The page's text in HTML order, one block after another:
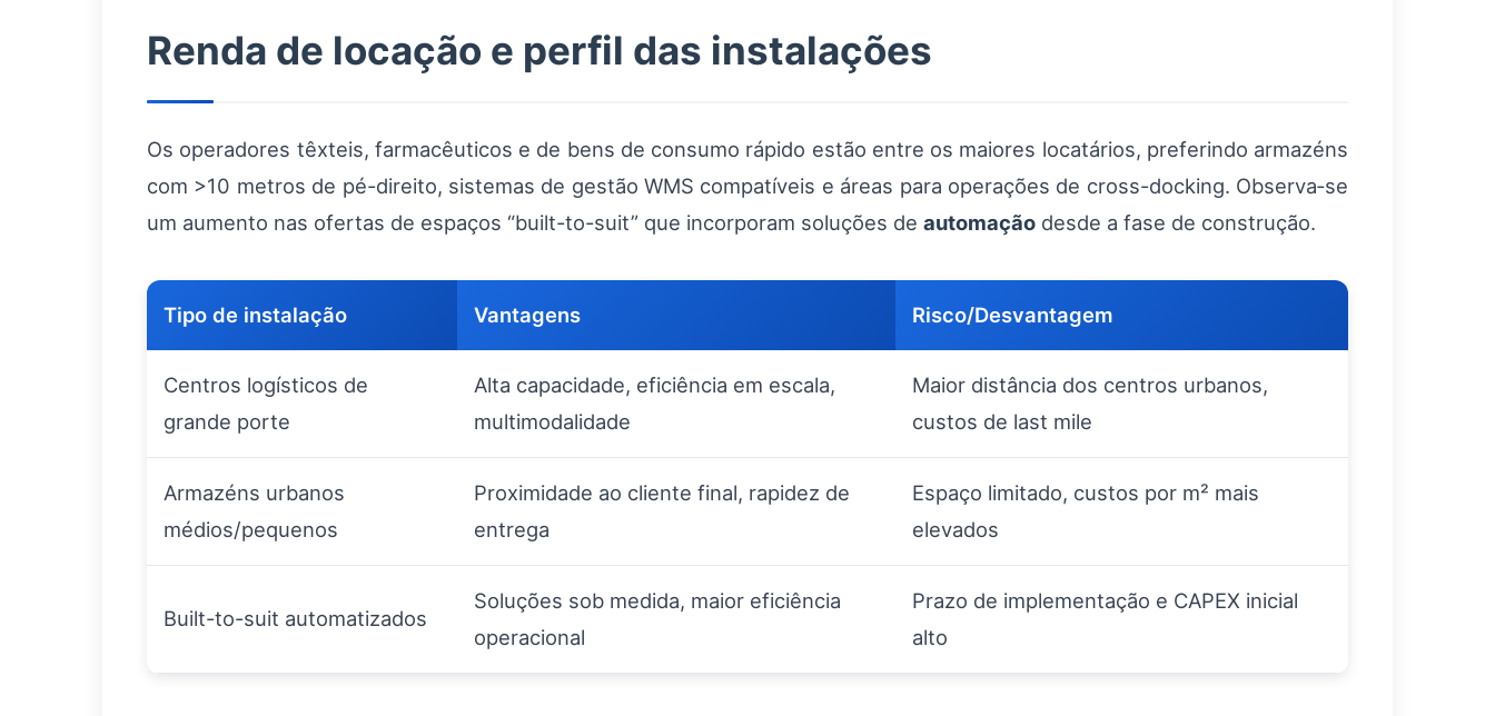
Renda de locação e perfil das instalações
Os operadores têxteis, farmacêuticos e de bens de consumo rápido estão entre os maiores locatários, preferindo armazéns
com >10 metros de pé-direito, sistemas de gestão WMS compatíveis e áreas para operações de cross-docking. Observa‑se
um aumento nas ofertas de espaços “built-to-suit” que incorporam soluções de automação desde a fase de construção.
Tipo de instalação Vantagens Risco/Desvantagem
Centros logísticos de
grande porte
Alta capacidade, eficiência em escala,
multimodalidade
Maior distância dos centros urbanos,
custos de last mile
Armazéns urbanos
médios/pequenos
Proximidade ao cliente final, rapidez de
entrega
Espaço limitado, custos por m² mais
elevados
Built-to-suit automatizados
Soluções sob medida, maior eficiência
operacional
Prazo de implementação e CAPEX inicial
alto